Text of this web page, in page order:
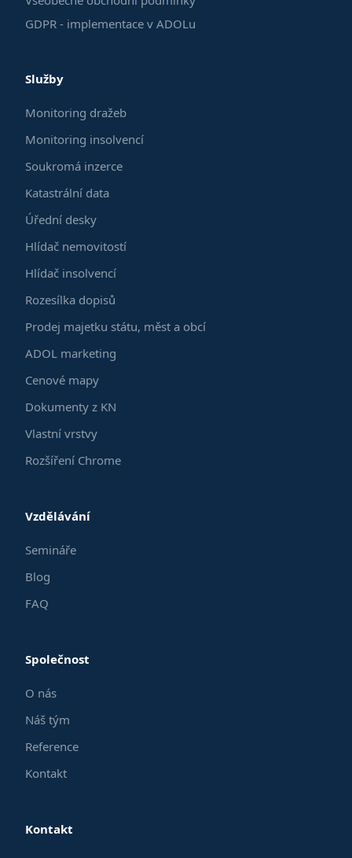
GDPR - implementace v ADOLu
Služby
Monitoring dražeb
Monitoring insolvencí
Soukromá inzerce
Katastrální data
Úřední desky
Hlídač nemovitostí
Hlídač insolvencí
Rozesílka dopisů
Prodej majetku státu, měst a obcí
ADOL marketing
Cenové mapy
Dokumenty z KN
Vlastní vrstvy
Rozšíření Chrome
Vzdělávání
Semináře
Blog
FAQ
Společnost
O nás
Náš tým
Reference
Kontakt
Kontakt